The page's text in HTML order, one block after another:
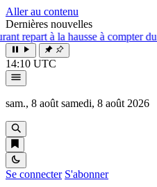
Aller au contenu
Dernières nouvelles
à la hausse à compter du 1er août●
14:10 UTC
sam., 8 août samedi, 8 août 2026
Se connecter S'abonner